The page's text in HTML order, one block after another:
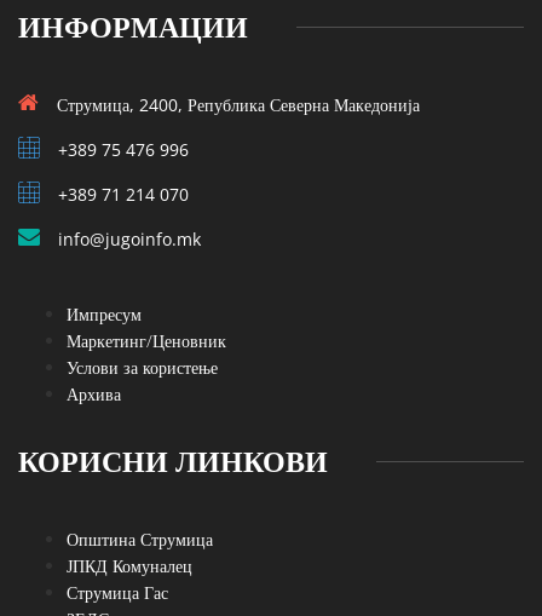
ИНФОРМАЦИИ
Струмица, 2400, Република Северна Македонија
+389 75 476 996
+389 71 214 070
info@jugoinfo.mk
Импресум
Маркетинг/Ценовник
Услови за користење
Архива
КОРИСНИ ЛИНКОВИ
Општина Струмица
ЈПКД Комуналец
Струмица Гас